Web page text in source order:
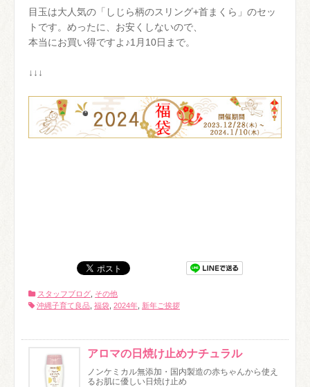
目玉は大人気の「しじら柄のスリング+首まくら」のセッ
トです。めったに、お安くしないので、
本当にお買い得ですよ♪1月10日まで。
↓↓↓
スタッフブログ その他
沖縄子育て良品 福袋 2024年 新年ご挨拶
アロマの日焼け止めナチュラル
ノンケミカル無添加・国内製造の赤ちゃんから使え
るお肌に優しい日焼け止め